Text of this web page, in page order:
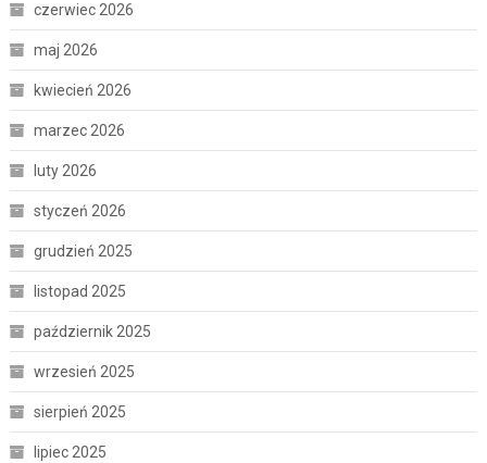
czerwiec 2026
maj 2026
kwiecień 2026
marzec 2026
luty 2026
styczeń 2026
grudzień 2025
listopad 2025
październik 2025
wrzesień 2025
sierpień 2025
lipiec 2025